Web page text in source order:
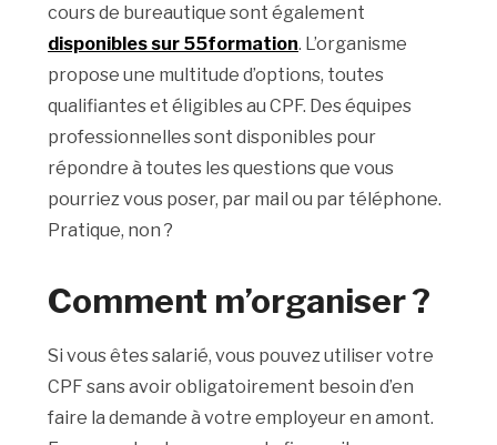
cours de bureautique sont également
disponibles sur 55formation. L’organisme
propose une multitude d’options, toutes
qualifiantes et éligibles au CPF. Des équipes
professionnelles sont disponibles pour
répondre à toutes les questions que vous
pourriez vous poser, par mail ou par téléphone.
Pratique, non ?
Comment m’organiser ?
Si vous êtes salarié, vous pouvez utiliser votre
CPF sans avoir obligatoirement besoin d’en
faire la demande à votre employeur en amont.